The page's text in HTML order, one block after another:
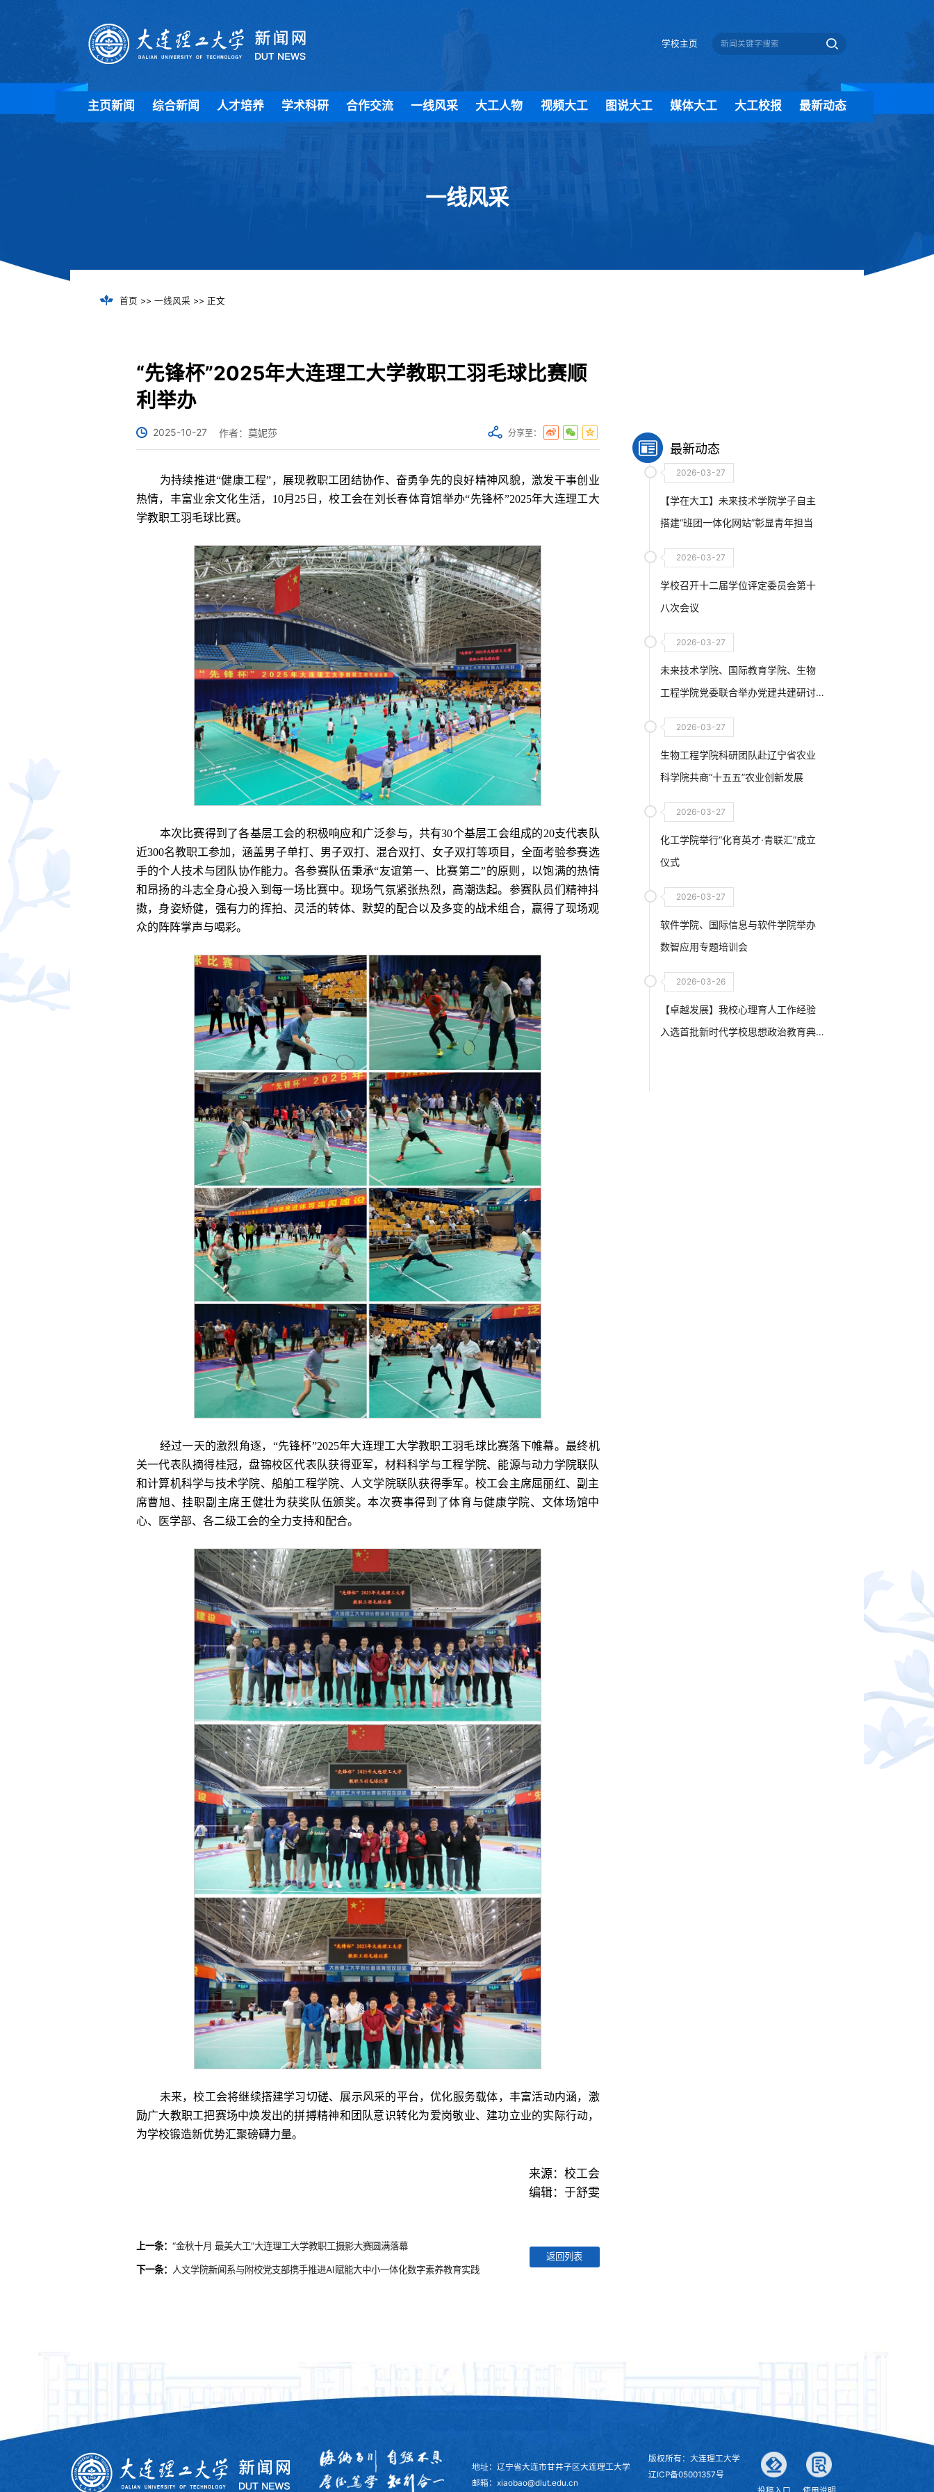
学校主页
主页新闻 综合新闻 人才培养 学术科研 合作交流 一线风采 大工人物 视频大工 图说大工 媒体大工 大工校报 最新动态
一线风采
首页 >> 一线风采 >> 正文
“先锋杯”2025年大连理工大学教职工羽毛球比赛顺
利举办
2025-10-27 作者：莫妮莎 分享至：
为持续推进“健康工程”，展现教职工团结协作、奋勇争先的良好精神风貌，激发干事创业
热情，丰富业余文化生活，10月25日，校工会在刘长春体育馆举办“先锋杯”2025年大连理工大
学教职工羽毛球比赛。
本次比赛得到了各基层工会的积极响应和广泛参与，共有30个基层工会组成的20支代表队
近300名教职工参加，涵盖男子单打、男子双打、混合双打、女子双打等项目，全面考验参赛选
手的个人技术与团队协作能力。各参赛队伍秉承“友谊第一、比赛第二”的原则，以饱满的热情
和昂扬的斗志全身心投入到每一场比赛中。现场气氛紧张热烈，高潮迭起。参赛队员们精神抖
擞，身姿矫健，强有力的挥拍、灵活的转体、默契的配合以及多变的战术组合，赢得了现场观
众的阵阵掌声与喝彩。
经过一天的激烈角逐，“先锋杯”2025年大连理工大学教职工羽毛球比赛落下帷幕。最终机
关一代表队摘得桂冠，盘锦校区代表队获得亚军，材料科学与工程学院、能源与动力学院联队
和计算机科学与技术学院、船舶工程学院、人文学院联队获得季军。校工会主席屈丽红、副主
席曹旭、挂职副主席王健壮为获奖队伍颁奖。本次赛事得到了体育与健康学院、文体场馆中
心、医学部、各二级工会的全力支持和配合。
未来，校工会将继续搭建学习切磋、展示风采的平台，优化服务载体，丰富活动内涵，激
励广大教职工把赛场中焕发出的拼搏精神和团队意识转化为爱岗敬业、建功立业的实际行动，
为学校锻造新优势汇聚磅礴力量。
来源：校工会
编辑：于舒雯
上一条： “金秋十月 最美大工”大连理工大学教职工摄影大赛圆满落幕
下一条： 人文学院新闻系与附校党支部携手推进AI赋能大中小一体化数字素养教育实践
返回列表
最新动态
2026-03-27
【学在大工】未来技术学院学子自主
搭建“班团一体化网站”彰显青年担当
2026-03-27
学校召开十二届学位评定委员会第十
八次会议
2026-03-27
未来技术学院、国际教育学院、生物
工程学院党委联合举办党建共建研讨
2026-03-27
生物工程学院科研团队赴辽宁省农业
科学院共商“十五五”农业创新发展
2026-03-27
化工学院举行“化育英才·青联汇”成立
仪式
2026-03-27
软件学院、国际信息与软件学院举办
数智应用专题培训会
2026-03-26
【卓越发展】我校心理育人工作经验
入选首批新时代学校思想政治教育典
地址：辽宁省大连市甘井子区大连理工大学
邮箱：xiaobao@dlut.edu.cn
版权所有：大连理工大学
辽ICP备05001357号